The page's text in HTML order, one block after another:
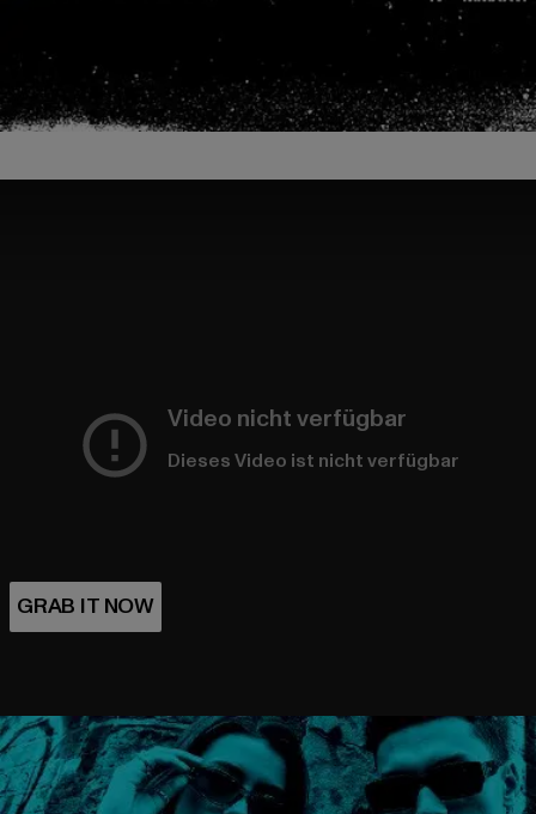
Video nicht verfügbar
Dieses Video ist nicht verfügbar